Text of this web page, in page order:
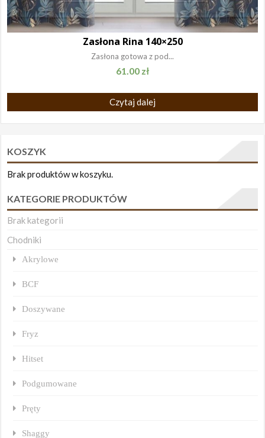
Zasłona Rina 140×250
Zasłona gotowa z pod...
61.00 zł
Czytaj dalej
KOSZYK
Brak produktów w koszyku.
KATEGORIE PRODUKTÓW
Brak kategorii
Chodniki
Akrylowe
BCF
Doszywane
Fryz
Hitset
Podgumowane
Pręty
Shaggy